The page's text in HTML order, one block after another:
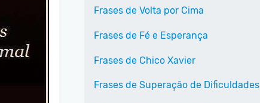
Frases de Volta por Cima
Frases de Fé e Esperança
Frases de Chico Xavier
Frases de Superação de Dificuldades